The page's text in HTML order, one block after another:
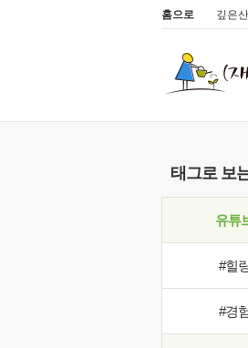
홈으로 깊은
태그로 보
유튜
#힐
#경